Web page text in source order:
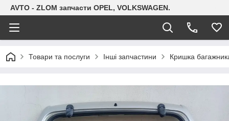
AVTO - ZLOM запчасти OPEL, VOLKSWAGEN.
Товари та послуги Інші запчастини Кришка